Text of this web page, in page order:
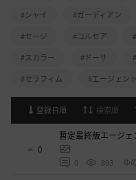
#シャイ
#ガーディアン
#セージ
#コルセア
#スカラー
#ドーサ
#セラフィム
#エージェント
登録日順 検索順
0
暫定最終版エージ
0 893 ゆ